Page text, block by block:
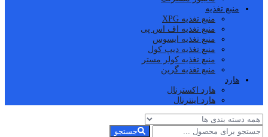
منبع تغذیه
منبع تغذیه XPG
منبع تغذیه اف اس پی
منبع تغذیه ایسوس
منبع تغذیه دیپ کول
منبع تغذیه کولر مستر
منبع تغذیه گرین
هارد
هارد اکسترنال
هارد اینترنال
جستجو